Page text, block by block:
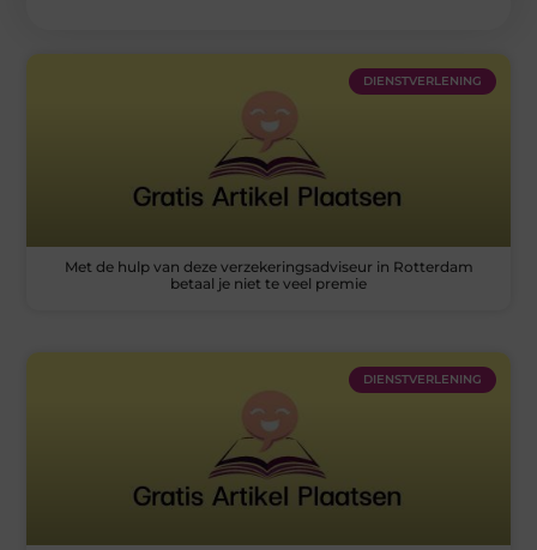
DIENSTVERLENING
Met de hulp van deze verzekeringsadviseur in Rotterdam
betaal je niet te veel premie
DIENSTVERLENING